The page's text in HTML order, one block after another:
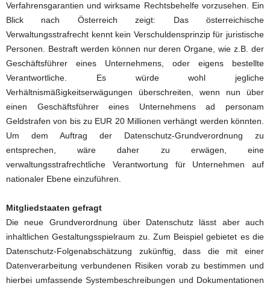
Verfahrensgarantien und wirksame Rechtsbehelfe vorzusehen. Ein
Blick nach Österreich zeigt: Das österreichische
Verwaltungsstrafrecht kennt kein Verschuldensprinzip für juristische
Personen. Bestraft werden können nur deren Organe, wie z.B. der
Geschäftsführer eines Unternehmens, oder eigens bestellte
Verantwortliche. Es würde wohl jegliche
Verhältnismäßigkeitserwägungen überschreiten, wenn nun über
einen Geschäftsführer eines Unternehmens ad personam
Geldstrafen von bis zu EUR 20 Millionen verhängt werden könnten.
Um dem Auftrag der Datenschutz-Grundverordnung zu
entsprechen, wäre daher zu erwägen, eine
verwaltungsstrafrechtliche Verantwortung für Unternehmen auf
nationaler Ebene einzuführen.
Mitgliedstaaten gefragt
Die neue Grundverordnung über Datenschutz lässt aber auch
inhaltlichen Gestaltungsspielraum zu. Zum Beispiel gebietet es die
Datenschutz-Folgenabschätzung zukünftig, dass die mit einer
Datenverarbeitung verbundenen Risiken vorab zu bestimmen und
hierbei umfassende Systembeschreibungen und Dokumentationen